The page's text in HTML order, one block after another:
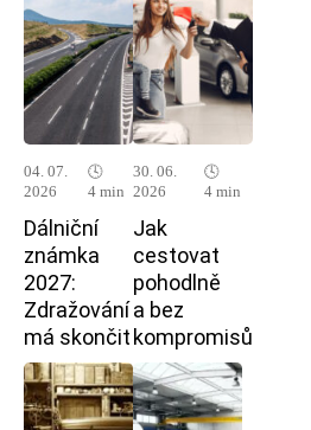
04. 07.
2026
🕓
4 min
Dálniční
známka
2027:
Zdražování
má skončit
30. 06.
2026
🕓
4 min
Jak
cestovat
pohodlně
a bez
kompromisů